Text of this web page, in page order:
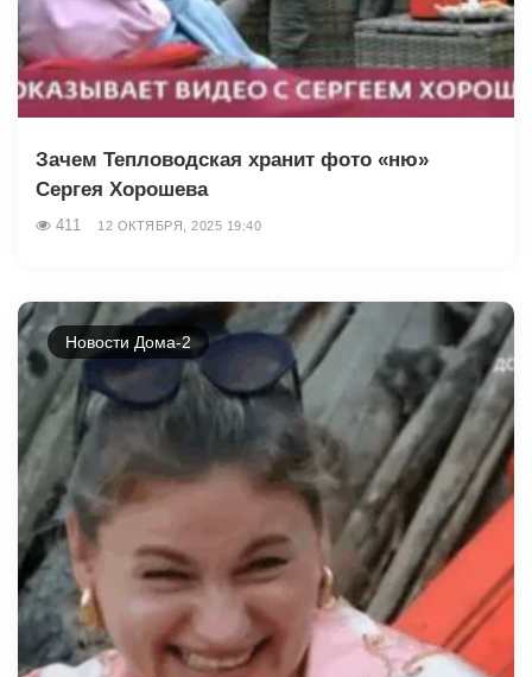
Зачем Тепловодская хранит фото «ню»
Сергея Хорошева
411 12 ОКТЯБРЯ, 2025 19:40
Новости Дома-2